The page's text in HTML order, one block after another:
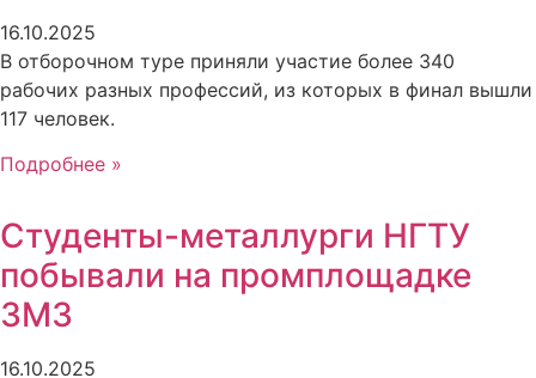
16.10.2025
В отборочном туре приняли участие более 340
рабочих разных профессий, из которых в финал вышли
117 человек.
Подробнее »
Студенты-металлурги НГТУ
побывали на промплощадке
ЗМЗ
16.10.2025